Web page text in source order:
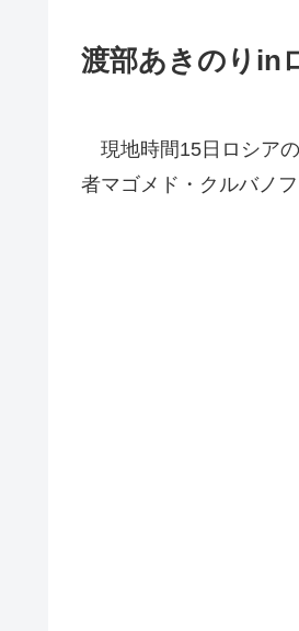
渡部あきのりin
現地時間15日ロシア
者マゴメド・クルバノ